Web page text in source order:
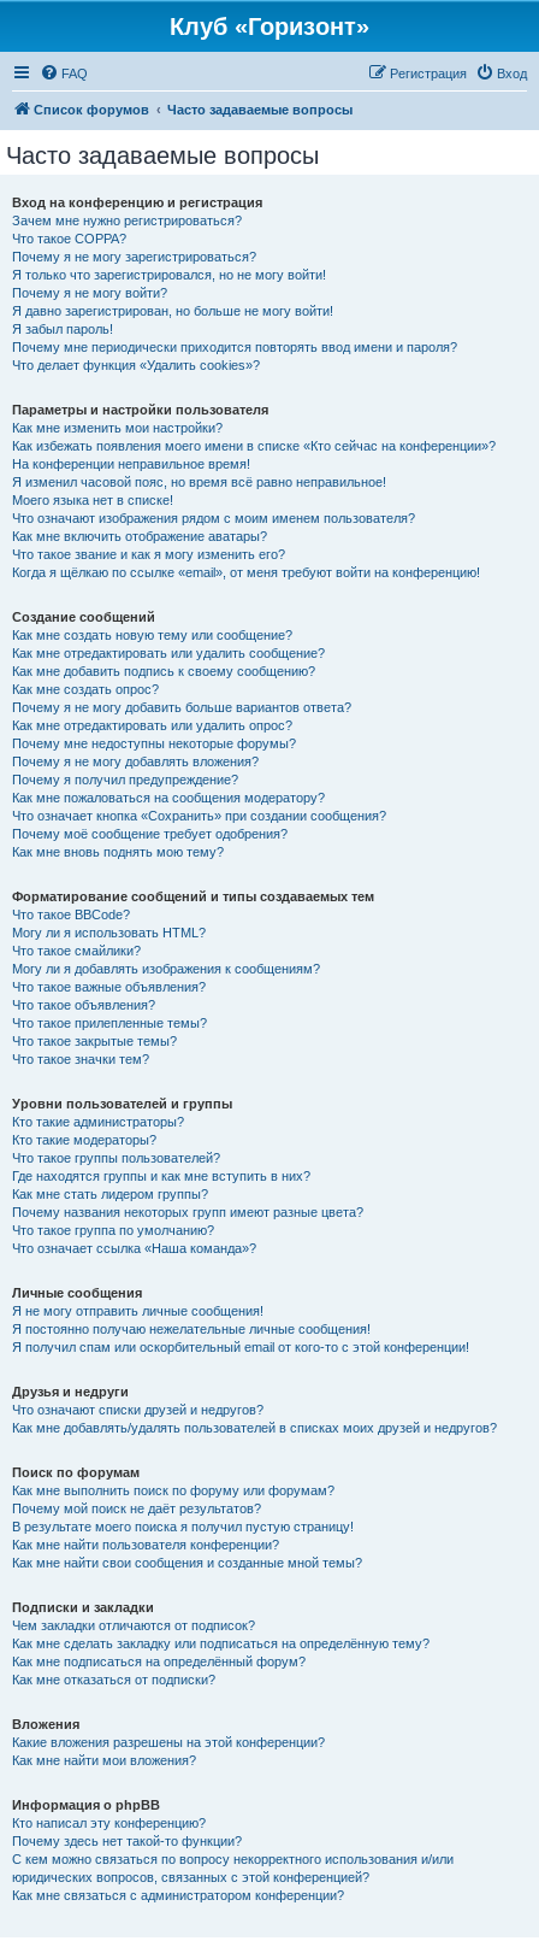
Клуб «Горизонт»
FAQ Вход
Регистрация
Список форумов Часто задаваемые вопросы
Часто задаваемые вопросы
Вход на конференцию и регистрация
Зачем мне нужно регистрироваться?
Что такое COPPA?
Почему я не могу зарегистрироваться?
Я только что зарегистрировался, но не могу войти!
Почему я не могу войти?
Я давно зарегистрирован, но больше не могу войти!
Я забыл пароль!
Почему мне периодически приходится повторять ввод имени и пароля?
Что делает функция «Удалить cookies»?
Параметры и настройки пользователя
Как мне изменить мои настройки?
Как избежать появления моего имени в списке «Кто сейчас на конференции»?
На конференции неправильное время!
Я изменил часовой пояс, но время всё равно неправильное!
Моего языка нет в списке!
Что означают изображения рядом с моим именем пользователя?
Как мне включить отображение аватары?
Что такое звание и как я могу изменить его?
Когда я щёлкаю по ссылке «email», от меня требуют войти на конференцию!
Создание сообщений
Как мне создать новую тему или сообщение?
Как мне отредактировать или удалить сообщение?
Как мне добавить подпись к своему сообщению?
Как мне создать опрос?
Почему я не могу добавить больше вариантов ответа?
Как мне отредактировать или удалить опрос?
Почему мне недоступны некоторые форумы?
Почему я не могу добавлять вложения?
Почему я получил предупреждение?
Как мне пожаловаться на сообщения модератору?
Что означает кнопка «Сохранить» при создании сообщения?
Почему моё сообщение требует одобрения?
Как мне вновь поднять мою тему?
Форматирование сообщений и типы создаваемых тем
Что такое BBCode?
Могу ли я использовать HTML?
Что такое смайлики?
Могу ли я добавлять изображения к сообщениям?
Что такое важные объявления?
Что такое объявления?
Что такое прилепленные темы?
Что такое закрытые темы?
Что такое значки тем?
Уровни пользователей и группы
Кто такие администраторы?
Кто такие модераторы?
Что такое группы пользователей?
Где находятся группы и как мне вступить в них?
Как мне стать лидером группы?
Почему названия некоторых групп имеют разные цвета?
Что такое группа по умолчанию?
Что означает ссылка «Наша команда»?
Личные сообщения
Я не могу отправить личные сообщения!
Я постоянно получаю нежелательные личные сообщения!
Я получил спам или оскорбительный email от кого-то с этой конференции!
Друзья и недруги
Что означают списки друзей и недругов?
Как мне добавлять/удалять пользователей в списках моих друзей и недругов?
Поиск по форумам
Как мне выполнить поиск по форуму или форумам?
Почему мой поиск не даёт результатов?
В результате моего поиска я получил пустую страницу!
Как мне найти пользователя конференции?
Как мне найти свои сообщения и созданные мной темы?
Подписки и закладки
Чем закладки отличаются от подписок?
Как мне сделать закладку или подписаться на определённую тему?
Как мне подписаться на определённый форум?
Как мне отказаться от подписки?
Вложения
Какие вложения разрешены на этой конференции?
Как мне найти мои вложения?
Информация о phpBB
Кто написал эту конференцию?
Почему здесь нет такой-то функции?
С кем можно связаться по вопросу некорректного использования и/или
юридических вопросов, связанных с этой конференцией?
Как мне связаться с администратором конференции?